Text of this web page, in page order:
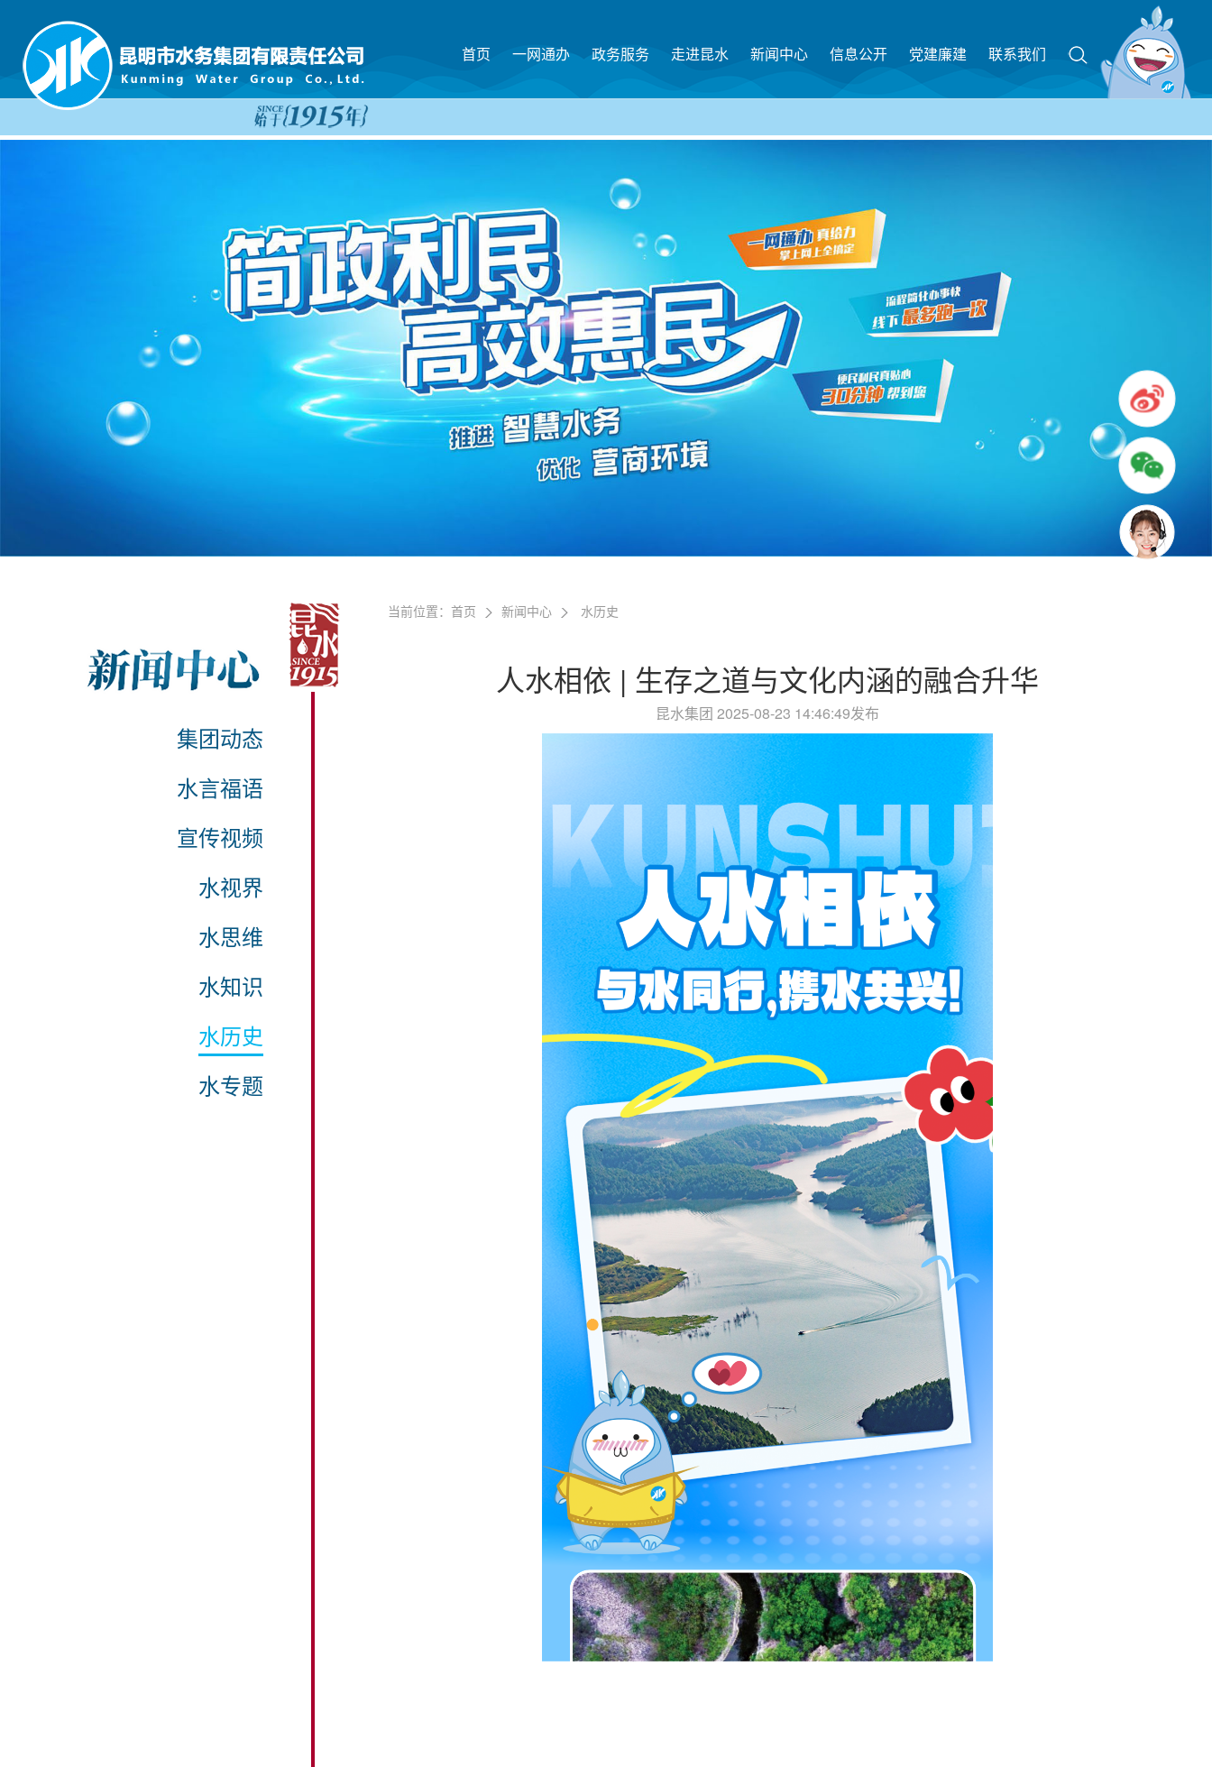
首页 一网通办 政务服务 走进昆水 新闻中心 信息公开 党建廉建 联系我们
集团动态
水言福语
宣传视频
水视界
水思维
水知识
水历史
水专题
当前位置： 首页 新闻中心 水历史
人水相依 | 生存之道与文化内涵的融合升华
昆水集团 2025-08-23 14:46:49发布